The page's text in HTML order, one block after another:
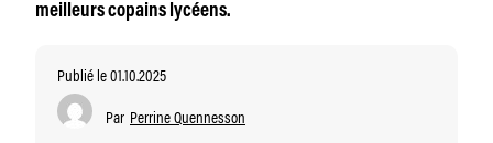
meilleurs copains lycéens.
Publié le 01.10.2025
Par Perrine Quennesson